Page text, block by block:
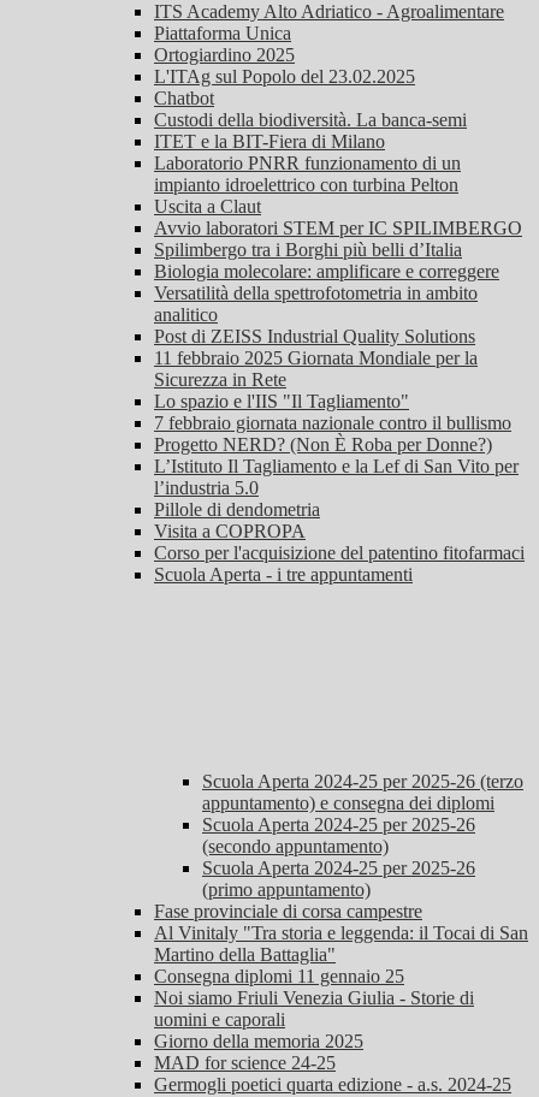
ITS Academy Alto Adriatico - Agroalimentare
Piattaforma Unica
Ortogiardino 2025
L'ITAg sul Popolo del 23.02.2025
Chatbot
Custodi della biodiversità. La banca-semi
ITET e la BIT-Fiera di Milano
Laboratorio PNRR funzionamento di un
impianto idroelettrico con turbina Pelton
Uscita a Claut
Avvio laboratori STEM per IC SPILIMBERGO
Spilimbergo tra i Borghi più belli d’Italia
Biologia molecolare: amplificare e correggere
Versatilità della spettrofotometria in ambito
analitico
Post di ZEISS Industrial Quality Solutions
11 febbraio 2025 Giornata Mondiale per la
Sicurezza in Rete
Lo spazio e l'IIS "Il Tagliamento"
7 febbraio giornata nazionale contro il bullismo
Progetto NERD? (Non È Roba per Donne?)
L’Istituto Il Tagliamento e la Lef di San Vito per
l’industria 5.0
Pillole di dendometria
Visita a COPROPA
Corso per l'acquisizione del patentino fitofarmaci
Scuola Aperta - i tre appuntamenti
Scuola Aperta 2024-25 per 2025-26 (terzo
appuntamento) e consegna dei diplomi
Scuola Aperta 2024-25 per 2025-26
(secondo appuntamento)
Scuola Aperta 2024-25 per 2025-26
(primo appuntamento)
Fase provinciale di corsa campestre
Al Vinitaly "Tra storia e leggenda: il Tocai di San
Martino della Battaglia"
Consegna diplomi 11 gennaio 25
Noi siamo Friuli Venezia Giulia - Storie di
uomini e caporali
Giorno della memoria 2025
MAD for science 24-25
Germogli poetici quarta edizione - a.s. 2024-25